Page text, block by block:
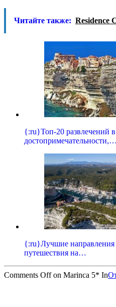
Читайте также: Residence
{:ru}Топ-20 развлечений
достопримечательности,…
{:ru}Лучшие
путешествия на…
Comments Offon Marinca 5* In